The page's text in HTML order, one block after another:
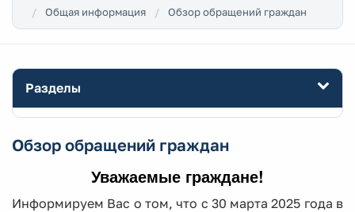
Общая информация
Обзор обращений граждан
Разделы
Обзор обращений граждан
Уважаемые граждане!
Информируем Вас о том, что с 30 марта 2025 года в